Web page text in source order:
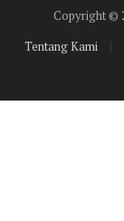
Copyright ©
Tentang Kami